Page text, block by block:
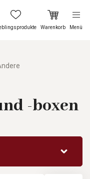
Warenkorb Menü
-boxen